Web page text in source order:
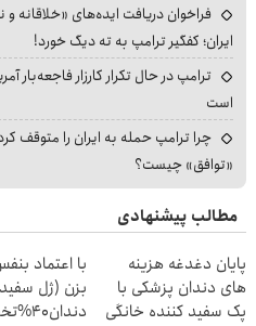
فراخوان دریافت ایده‌های «خلاقانه و
ایران؛ کفگیر ترامپ به ته دیگ خورد!
ترامپ در حال تکرار کارزار فاجعه‌بار
است
چرا ترامپ حمله به ایران را متوقف
«توافق» چیست؟
مطالب پیشنهادی
پایان دغدغه هزینه
های دندان پزشکی با
پک سفید کننده خانگی
با اعتماد
بزن (ژل
دندان40%تخفیف)